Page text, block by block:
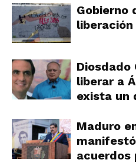
Gobierno
liberación
Diosdado
liberar a
exista un
Maduro
acuerdos